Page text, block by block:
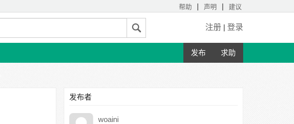
帮助 | 声明 | 建议
注册 | 登录
发布 求助
发布者
woaini